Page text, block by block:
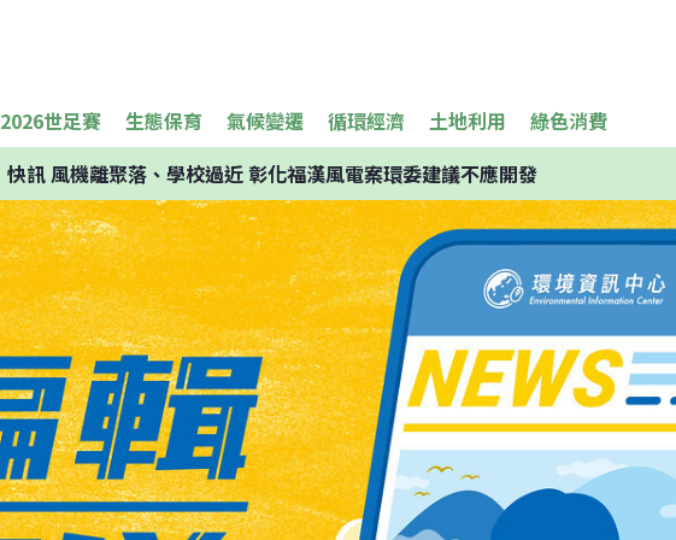
2026世足賽 生態保育 氣候變遷 循環經濟 土地利用 綠色消費
快訊風機離聚落、學校過近 彰化福漢風電案環委建議不應開發